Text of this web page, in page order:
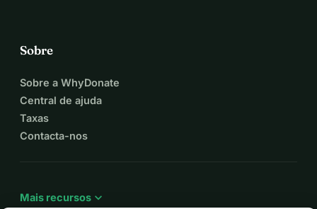
Sobre
Sobre a WhyDonate
Central de ajuda
Taxas
Contacta-nos
Mais recursos expand_more